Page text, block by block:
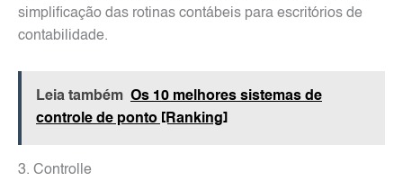
simplificação das rotinas contábeis para escritórios de
contabilidade.
Leia também Os 10 melhores sistemas de
controle de ponto [Ranking]
3. Controlle